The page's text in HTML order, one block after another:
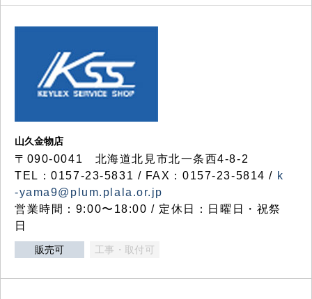
山久金物店
〒090-0041 北海道北見市北一条西4-8-2
TEL：0157-23-5831 / FAX：0157-23-5814 / k
-yama9@plum.plala.or.jp
営業時間：9:00〜18:00 / 定休日：日曜日・祝祭
日
販売可 工事・取付可